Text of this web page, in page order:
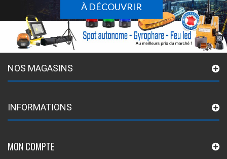
À DÉCOUVRIR
NOS MAGASINS
INFORMATIONS
MON COMPTE